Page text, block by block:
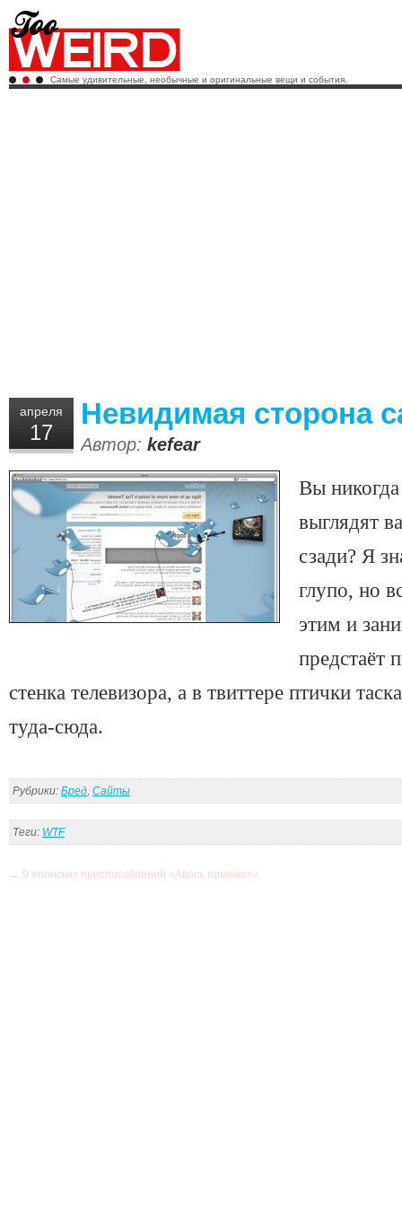
Самые удивительные, необычные и оригинальные вещи и события.
апреля
17
Невидимая сторона
Автор: kefear
Вы
выглядят
сзади? Я
глупо, но
этим и
предстаёт
стенка телевизора, а в твиттере птички
туда-сюда.
Рубрики: Бред, Сайты
Теги: WTF
← 9 японских приспособлений «Авось поможет»